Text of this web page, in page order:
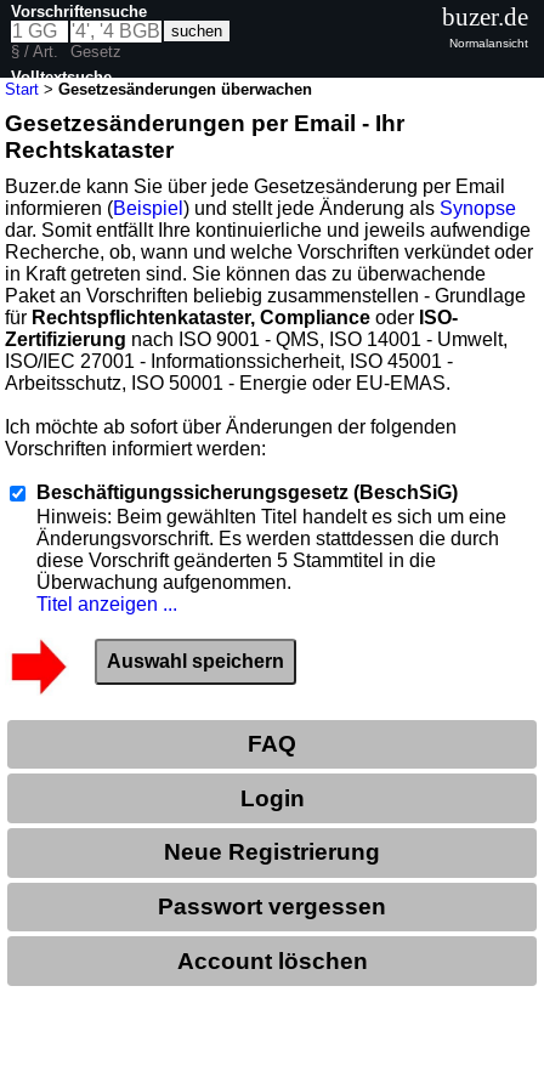
Start >Gesetzesänderungen überwachen
Gesetzesänderungen per Email - Ihr
Rechtskataster
Buzer.de kann Sie über jede Gesetzesänderung per Email
informieren (Beispiel) und stellt jede Änderung als Synopse
dar. Somit entfällt Ihre kontinuierliche und jeweils aufwendige
Recherche, ob, wann und welche Vorschriften verkündet oder
in Kraft getreten sind. Sie können das zu überwachende
Paket an Vorschriften beliebig zusammenstellen - Grundlage
für Rechtspflichtenkataster, Compliance oder ISO-
Zertifizierung nach ISO 9001 - QMS, ISO 14001 - Umwelt,
ISO/IEC 27001 - Informationssicherheit, ISO 45001 -
Arbeitsschutz, ISO 50001 - Energie oder EU-EMAS.
Ich möchte ab sofort über Änderungen der folgenden
Vorschriften informiert werden:
Beschäftigungssicherungsgesetz (BeschSiG)
Hinweis: Beim gewählten Titel handelt es sich um eine
Änderungsvorschrift. Es werden stattdessen die durch
diese Vorschrift geänderten 5 Stammtitel in die
Überwachung aufgenommen.
Titel anzeigen ...
FAQ
Login
Neue Registrierung
Passwort vergessen
Account löschen
Vorschriftensuche
§ / Art.
Gesetz
Volltextsuche
buzer.de
Normalansicht